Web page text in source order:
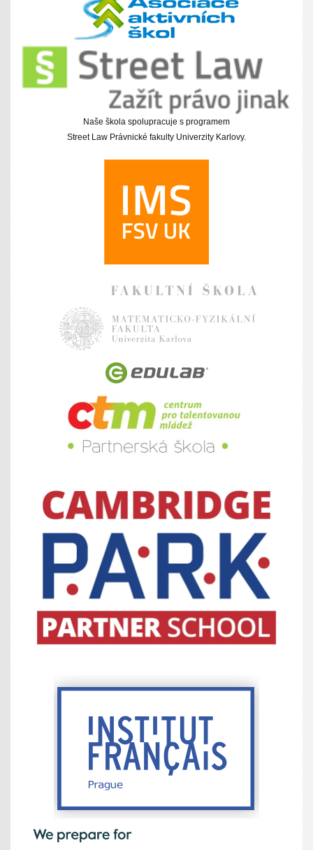
Naše škola spolupracuje s programem
Street Law Právnické fakulty Univerzity Karlovy.